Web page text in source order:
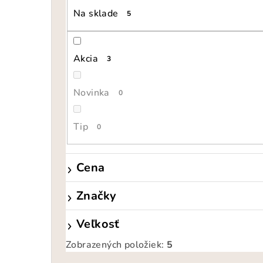
Na sklade 5
Akcia 3
Novinka 0
Tip 0
Cena
Značky
Veľkosť
Zobrazených položiek: 5